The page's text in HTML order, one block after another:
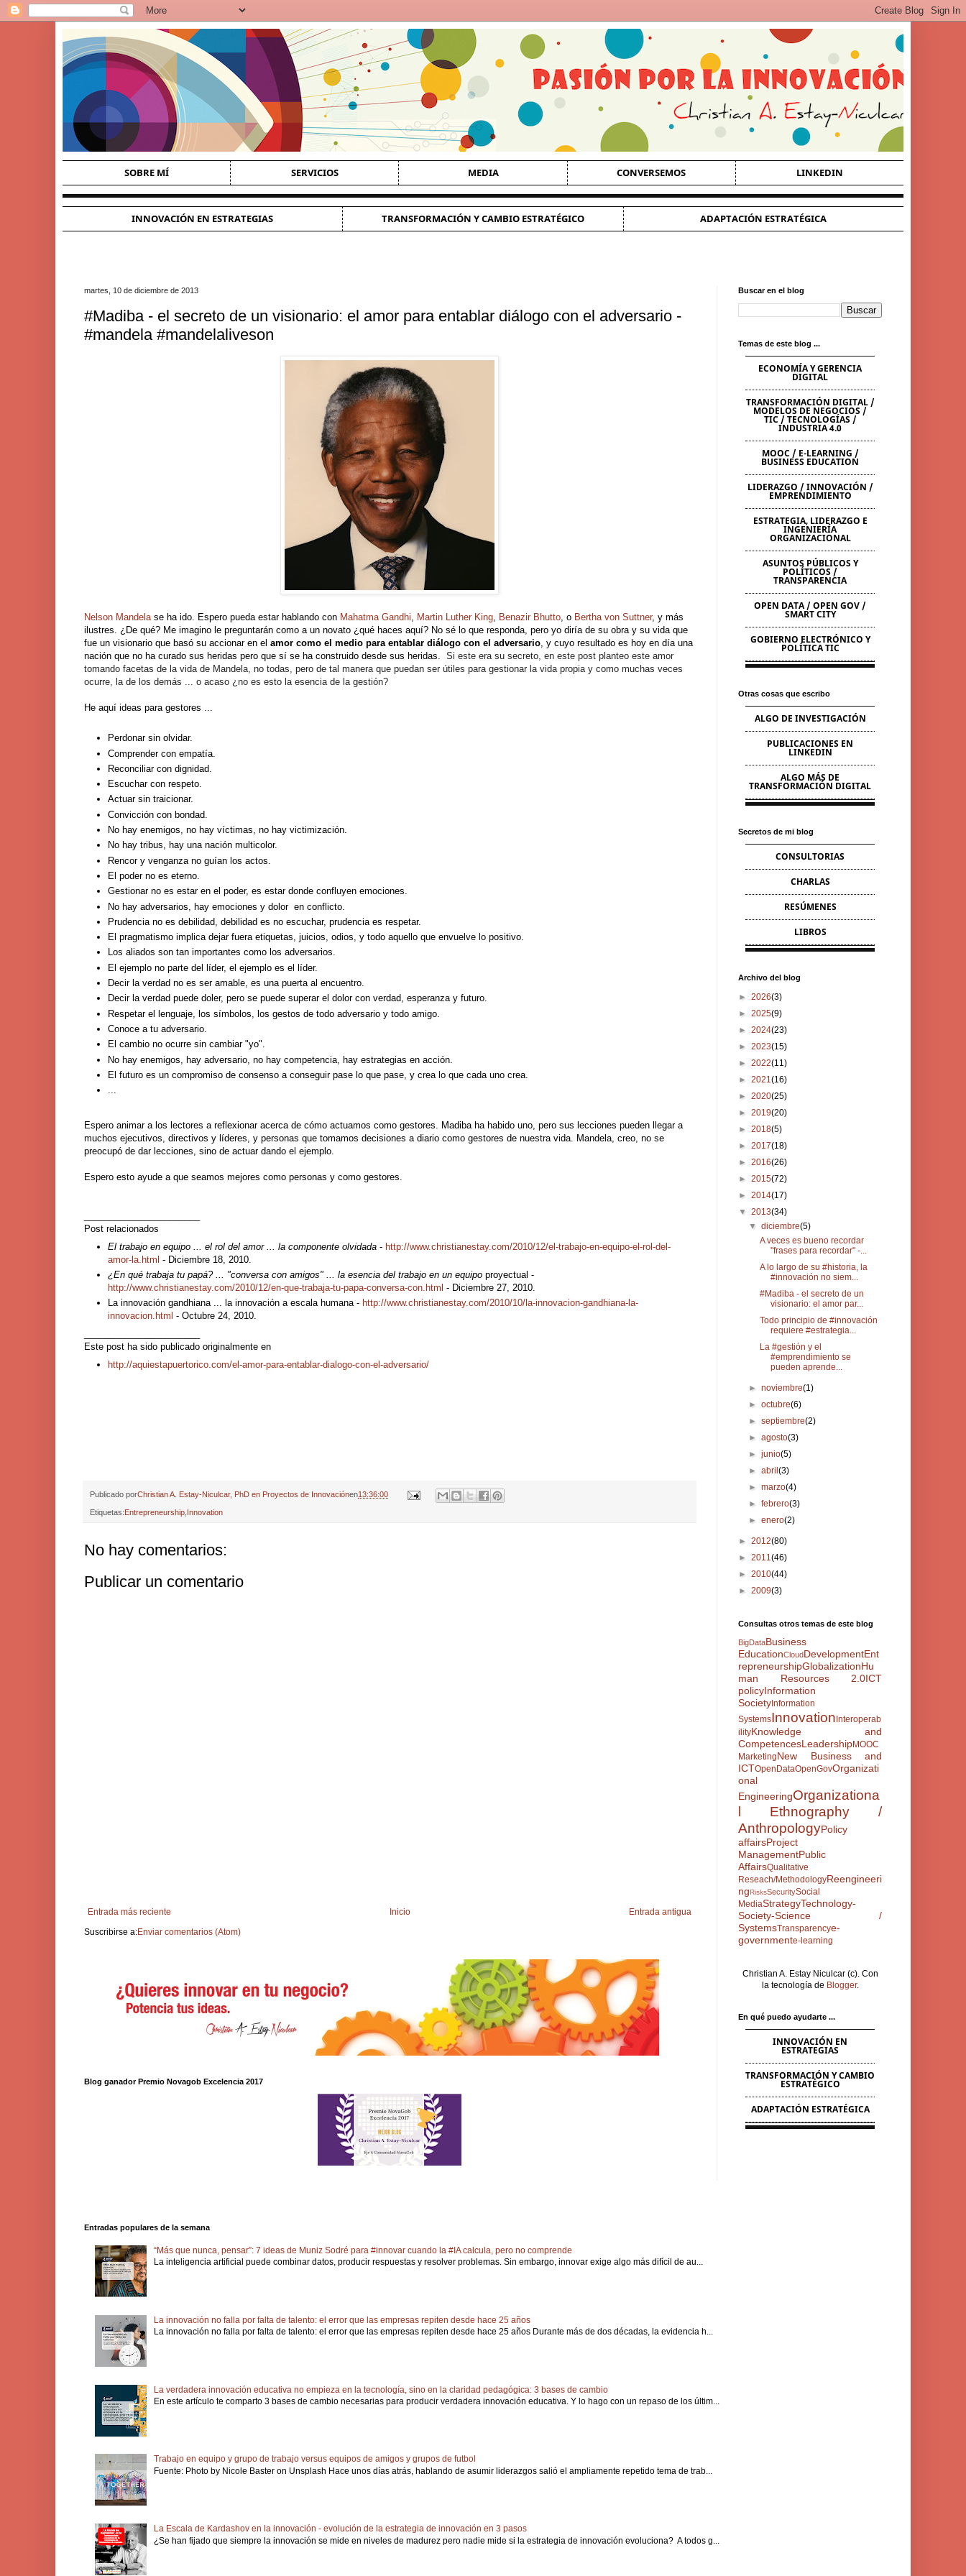
SOBRE MÍ SERVICIOS MEDIA CONVERSEMOS LINKEDIN
INNOVACIÓN EN ESTRATEGIAS TRANSFORMACIÓN Y CAMBIO ESTRATÉGICO ADAPTACIÓN ESTRATÉGICA
martes, 10 de diciembre de 2013
#Madiba - el secreto de un visionario: el amor para entablar diálogo con el adversario -
#mandela #mandelaliveson
Nelson Mandela se ha ido. Espero pueda estar hablando con Mahatma Gandhi Martin Luther King Benazir Bhutto , o Bertha von Suttner, y más
ilustres. ¿De qué? Me imagino le preguntarán como a un novato ¿qué haces aquí? No sé lo que responda, pero yo diría de su obra y su vida que
fue un visionario que basó su accionar en el amor como el medio para entablar diálogo con el adversario , y cuyo resultado es hoy en día una
nación que no ha curado sus heridas pero que sí se ha construido desde sus heridas.
Si este era su secreto, en este post planteo este amor
tomando facetas de la vida de Mandela, no todas, pero de tal manera que puedan ser útiles para gestionar la vida propia y como muchas veces
ocurre, la de los demás ... o acaso ¿no es esto la esencia de la gestión?
He aquí ideas para gestores ...
Perdonar sin olvidar.
Comprender con empatía.
Reconciliar con dignidad.
Escuchar con respeto.
Actuar sin traicionar.
Convicción con bondad.
No hay enemigos, no hay víctimas, no hay victimización.
No hay tribus, hay una nación multicolor.
Rencor y venganza no guían los actos.
El poder no es eterno.
Gestionar no es estar en el poder, es estar donde confluyen emociones.
No hay adversarios, hay emociones y dolor en conflicto.
Prudencia no es debilidad, debilidad es no escuchar, prudencia es respetar.
El pragmatismo implica dejar fuera etiquetas, juicios, odios, y todo aquello que envuelve lo positivo.
Los aliados son tan importantes como los adversarios.
El ejemplo no parte del líder, el ejemplo es el líder.
Decir la verdad no es ser amable, es una puerta al encuentro.
Decir la verdad puede doler, pero se puede superar el dolor con verdad, esperanza y futuro.
Respetar el lenguaje, los símbolos, los gestos de todo adversario y todo amigo.
Conoce a tu adversario.
El cambio no ocurre sin cambiar "yo".
No hay enemigos, hay adversario, no hay competencia, hay estrategias en acción.
El futuro es un compromiso de consenso a conseguir pase lo que pase, y crea lo que cada uno crea.
...
Espero animar a los lectores a reflexionar acerca de cómo actuamos como gestores. Madiba ha habido uno, pero sus lecciones pueden llegar a
muchos ejecutivos, directivos y líderes, y personas que tomamos decisiones a diario como gestores de nuestra vida. Mandela, creo, no se
preocupó de dar lecciones, sino de actuar dando el ejemplo.
Espero esto ayude a que seamos mejores como personas y como gestores.
Post relacionados
El trabajo en equipo ... el rol del amor ... la componente olvidada - http://www.christianestay.com/2010/12/el-trabajo-en-equipo-el-rol-del-
amor-la.html - Diciembre 18, 2010.
¿En qué trabaja tu papá? ... "conversa con amigos" ... la esencia del trabajo en un equipo proyectual -
http://www.christianestay.com/2010/12/en-que-trabaja-tu-papa-conversa-con.html - Diciembre 27, 2010.
La innovación gandhiana ... la innovación a escala humana - http://www.christianestay.com/2010/10/la-innovacion-gandhiana-la-
innovacion.html - Octubre 24, 2010.
Este post ha sido publicado originalmente en
http://aquiestapuertorico.com/el-amor-para-entablar-dialogo-con-el-adversario/
Publicado porChristian A. Estay-Niculcar, PhD en Proyectos de Innovaciónen13:36:00
Etiquetas:Entrepreneurship Innovation
No hay comentarios:
Publicar un comentario
Entrada más reciente Entrada antigua
Inicio
Suscribirse a:Enviar comentarios (Atom)
Blog ganador Premio Novagob Excelencia 2017
Buscar en el blog
Temas de este blog ...
ECONOMÍA Y GERENCIA
DIGITAL
TRANSFORMACIÓN DIGITAL /
MODELOS DE NEGOCIOS /
TIC / TECNOLOGÍAS /
INDUSTRIA 4.0
MOOC / E-LEARNING /
BUSINESS EDUCATION
LIDERAZGO / INNOVACIÓN /
EMPRENDIMIENTO
ESTRATEGIA, LIDERAZGO E
INGENIERÍA
ORGANIZACIONAL
ASUNTOS PÚBLICOS Y
POLÍTICOS /
TRANSPARENCIA
OPEN DATA / OPEN GOV /
SMART CITY
GOBIERNO ELECTRÓNICO Y
POLÍTICA TIC
Otras cosas que escribo
ALGO DE INVESTIGACIÓN
PUBLICACIONES EN
LINKEDIN
ALGO MÁS DE
TRANSFORMACIÓN DIGITAL
Secretos de mi blog
CONSULTORIAS
CHARLAS
RESÚMENES
LIBROS
Archivo del blog
► 2026(3)
► 2025(9)
► 2024(23)
► 2023(15)
► 2022(11)
► 2021(16)
► 2020(25)
► 2019(20)
► 2018(5)
► 2017(18)
► 2016(26)
► 2015(72)
► 2014(17)
▼ 2013(34)
▼diciembre(5)
A veces es bueno recordar
"frases para recordar" -...
A lo largo de su #historia, la
#innovación no siem...
#Madiba - el secreto de un
visionario: el amor par...
Todo principio de #innovación
requiere #estrategia...
La #gestión y el
#emprendimiento se
pueden aprende...
►noviembre(1)
►octubre(6)
►septiembre(2)
►agosto(3)
►junio(5)
►abril(3)
►marzo(4)
►febrero(3)
►enero(2)
► 2012(80)
► 2011(46)
► 2010(44)
► 2009(3)
Consultas otros temas de este blog
BigDataBusiness
EducationCloudDevelopmentEnt
repreneurshipGlobalizationHu
man Resources 2.0ICT
policyInformation
Society Information
SystemsInnovation Interoperab
ilityKnowledge and
CompetencesLeadershipMOOC
MarketingNew Business and
ICTOpenDataOpenGovOrganizati
onal
EngineeringOrganizationa
l Ethnography /
AnthropologyPolicy
affairsProject
ManagementPublic
AffairsQualitative
Reseach/MethodologyReengineeri
ngRisksSecuritySocial
MediaStrategyTechnology-
Society-Science /
SystemsTransparencye-
governmente-learning
Christian A. Estay Niculcar (c). Con
la tecnología de Blogger.
En qué puedo ayudarte ...
INNOVACIÓN EN
ESTRATEGIAS
TRANSFORMACIÓN Y CAMBIO
ESTRATÉGICO
ADAPTACIÓN ESTRATÉGICA
Entradas populares de la semana
“Más que nunca, pensar”: 7 ideas de Muniz Sodré para #innovar cuando la #IA calcula, pero no comprende
La inteligencia artificial puede combinar datos, producir respuestas y resolver problemas. Sin embargo, innovar exige algo más difícil de au...
La innovación no falla por falta de talento: el error que las empresas repiten desde hace 25 años
La innovación no falla por falta de talento: el error que las empresas repiten desde hace 25 años Durante más de dos décadas, la evidencia h...
La verdadera innovación educativa no empieza en la tecnología, sino en la claridad pedagógica: 3 bases de cambio
En este artículo te comparto 3 bases de cambio necesarias para producir verdadera innovación educativa. Y lo hago con un repaso de los últim...
Trabajo en equipo y grupo de trabajo versus equipos de amigos y grupos de futbol
Fuente: Photo by Nicole Baster on Unsplash Hace unos días atrás, hablando de asumir liderazgos salió el ampliamente repetido tema de trab...
La Escala de Kardashov en la innovación - evolución de la estrategia de innovación en 3 pasos
¿Se han fijado que siempre la innovación se mide en niveles de madurez pero nadie mide si la estrategia de innovación evoluciona? A todos g...